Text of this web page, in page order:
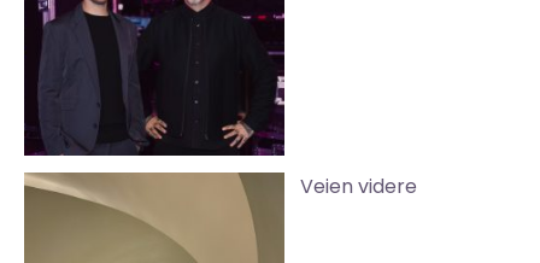
Veien videre